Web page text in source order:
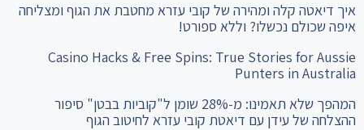
איך דיאטה קלה ומהירה של קובי עזרא מחטבת את הגוף ומצליחה
איפה שכולם נכשלו? וללא ספורט!
Casino Hacks & Free Spins: True Stories for Aussie
Punters in Australia
המהפך שלא תאמינו: מ-28% שומן ל"קוביות בבטן" סיפור
ההצלחה של עידן עם דיאטת קובי עזרא לחיטוב הגוף